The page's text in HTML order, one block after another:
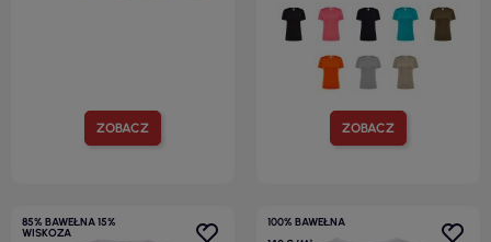
ZOBACZ ZOBACZ
85% BAWEŁNA 15%
WISKOZA
100% BAWEŁNA